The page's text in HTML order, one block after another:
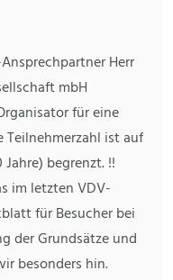
Herr
mbH
für eine
ist auf
begrenzt. !!
im letzten VDV-
für Besucher bei
der Grundsätze und
besonders hin.